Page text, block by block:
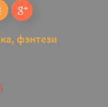
фэнтези